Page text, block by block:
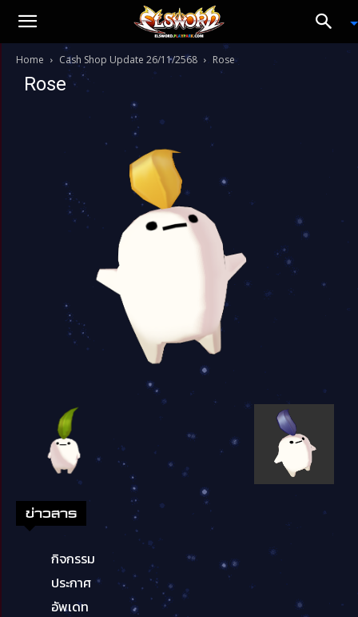
Home Cash Shop Update 26/11/2568 Rose
Rose
ข่าวสาร
กิจกรรม
ประกาศ
อัพเดท